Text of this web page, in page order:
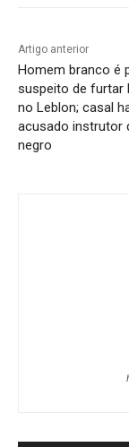
Artigo anterior
Homem branco é
suspeito de furtar
no Leblon; casal
acusado instrutor
negro